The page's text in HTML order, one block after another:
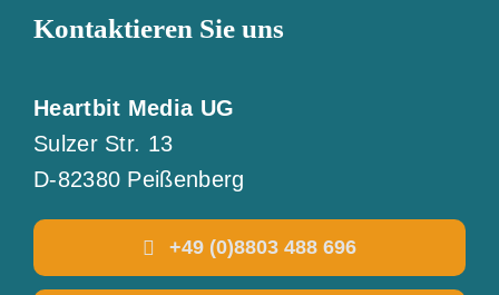
Kontaktieren Sie uns
Heartbit Media UG
Sulzer Str. 13
D-82380 Peißenberg
+49 (0)8803 488 696